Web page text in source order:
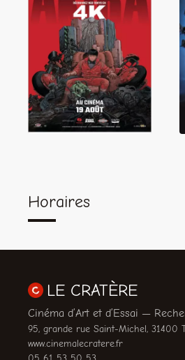
Akira
Horaires
LE CRATÈRE
Cinéma d’Art et d’Essai —
95, grande rue Saint-Michel, 31400
www.cinemalecratere.fr